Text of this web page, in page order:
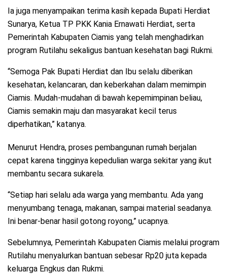
Ia juga menyampaikan terima kasih kepada Bupati Herdiat
Sunarya, Ketua TP PKK Kania Ernawati Herdiat, serta
Pemerintah Kabupaten Ciamis yang telah menghadirkan
program Rutilahu sekaligus bantuan kesehatan bagi Rukmi.
“Semoga Pak Bupati Herdiat dan Ibu selalu diberikan
kesehatan, kelancaran, dan keberkahan dalam memimpin
Ciamis. Mudah-mudahan di bawah kepemimpinan beliau,
Ciamis semakin maju dan masyarakat kecil terus
diperhatikan,” katanya.
Menurut Hendra, proses pembangunan rumah berjalan
cepat karena tingginya kepedulian warga sekitar yang ikut
membantu secara sukarela.
“Setiap hari selalu ada warga yang membantu. Ada yang
menyumbang tenaga, makanan, sampai material seadanya.
Ini benar-benar hasil gotong royong,” ucapnya.
Sebelumnya, Pemerintah Kabupaten Ciamis melalui program
Rutilahu menyalurkan bantuan sebesar Rp20 juta kepada
keluarga Engkus dan Rukmi.